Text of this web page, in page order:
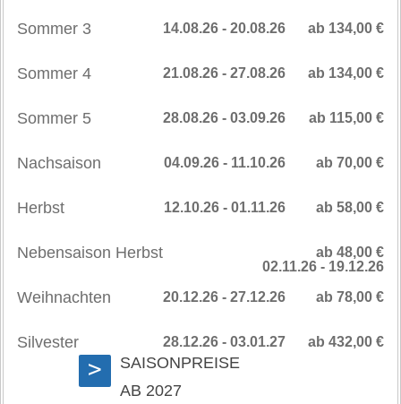
Sommer 3 ab 134,00 €
14.08.26 - 20.08.26
Sommer 4 ab 134,00 €
21.08.26 - 27.08.26
Sommer 5 ab 115,00 €
28.08.26 - 03.09.26
Nachsaison ab 70,00 €
04.09.26 - 11.10.26
Herbst ab 58,00 €
12.10.26 - 01.11.26
Nebensaison Herbst
ab 48,00 €
02.11.26 - 19.12.26
Weihnachten ab 78,00 €
20.12.26 - 27.12.26
Silvester ab 432,00 €
28.12.26 - 03.01.27
>
SAISONPREISE
AB 2027